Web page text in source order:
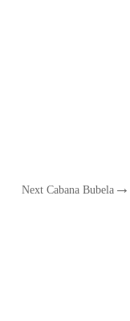
Next Cabana Bubela